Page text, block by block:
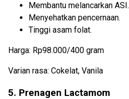
Membantu melancarkan ASI.
Menyehatkan pencernaan.
Tinggi asam folat.
Harga: Rp98.000/400 gram
Varian rasa: Cokelat, Vanila
5. Prenagen Lactamom